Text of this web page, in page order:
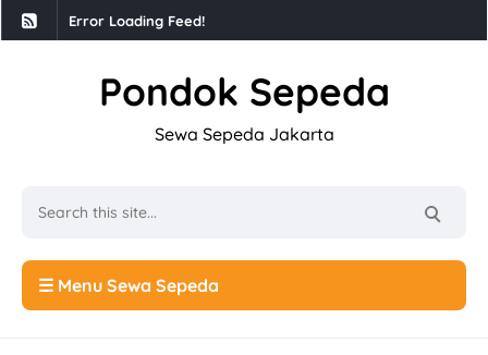
Error Loading Feed!
Pondok Sepeda
Sewa Sepeda Jakarta
☰ Menu Sewa Sepeda